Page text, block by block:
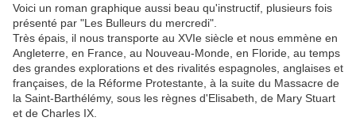
Voici un roman graphique aussi beau qu'instructif, plusieurs fois
présenté par "Les Bulleurs du mercredi".
Très épais, il nous transporte au XVIe siècle et nous emmène en
Angleterre, en France, au Nouveau-Monde, en Floride, au temps
des grandes explorations et des rivalités espagnoles, anglaises et
françaises, de la Réforme Protestante, à la suite du Massacre de
la Saint-Barthélémy, sous les règnes d'Elisabeth, de Mary Stuart
et de Charles IX.